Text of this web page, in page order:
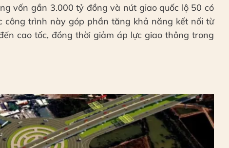
vốn gần 3.000 tỷ đồng và nút giao quốc lộ 50 có
công trình này góp phần tăng khả năng kết nối từ
cao tốc, đồng thời giảm áp lực giao thông trong